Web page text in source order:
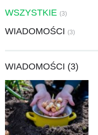
WSZYSTKIE (3)
WIADOMOŚCI (3)
WIADOMOŚCI (3)